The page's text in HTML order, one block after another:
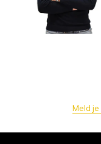
Meld